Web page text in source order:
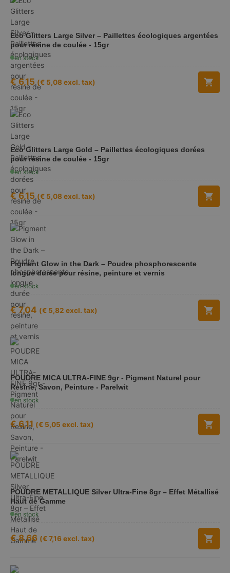
Eco Glitters Large Silver – Paillettes écologiques argentées
pour résine de coulée - 15gr
en stock
€6,15 (€ 5,08excl. tax)
Eco Glitters Large Gold – Paillettes écologiques dorées
pour résine de coulée - 15gr
en stock
€6,15 (€ 5,08excl. tax)
Pigment Glow in the Dark – Poudre phosphorescente
longue durée pour résine, peinture et vernis
en stock
€7,04 (€ 5,82 excl. tax)
POUDRE MICA ULTRA-FINE 9gr - Pigment Naturel pour
Resine, Savon, Peinture - Parelwit
en stock
€6,11 (€ 5,05 excl. tax)
POUDRE METALLIQUE Silver Ultra-Fine 8gr – Effet Métallisé
Haut de Gamme
en stock
€8,66 (€7,16excl. tax)